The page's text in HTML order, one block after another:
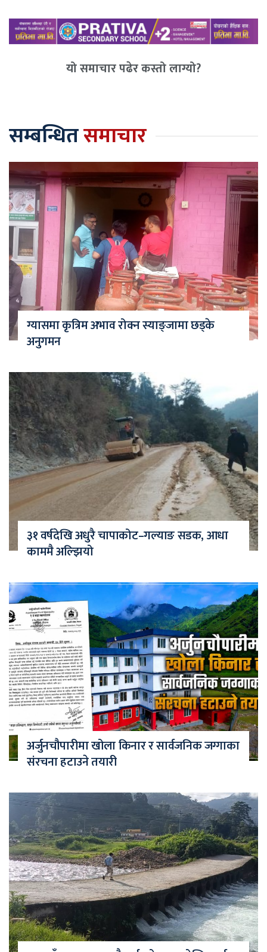
यो समाचार पढेर कस्तो लाग्यो?
सम्बन्धितसमाचार
ग्यासमा कृत्रिम अभाव रोक्न स्याङ्जामा छड्के
अनुगमन
३१ वर्षदेखि अधुरै चापाकोट–गल्याङ सडक, आधा
काममै अल्झियो
अर्जुनचौपारीमा खोला किनार र सार्वजनिक जग्गाका
संरचना हटाउने तयारी